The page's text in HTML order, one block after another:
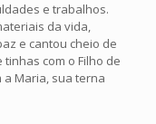
e trabalhos.
da vida,
e cantou cheio de
com o Filho de
Maria, sua terna